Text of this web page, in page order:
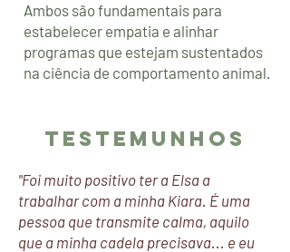
Ambos são fundamentais para
estabelecer empatia e alinhar
programas que estejam sustentados
na ciência de comportamento animal.
Testemunhos
"Foi muito positivo ter a Elsa a
trabalhar com a minha Kiara. É uma
pessoa que transmite calma, aquilo
que a minha cadela precisava... e eu